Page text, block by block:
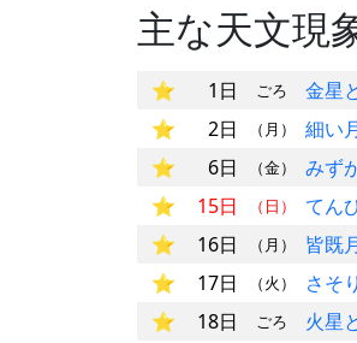
主な天文現
1日 ごろ
金星
2日
（月）
細い
6日
（金）
みず
15日
（日）
てん
16日
（月）
皆既
17日
（火）
さそ
18日
ごろ
火星